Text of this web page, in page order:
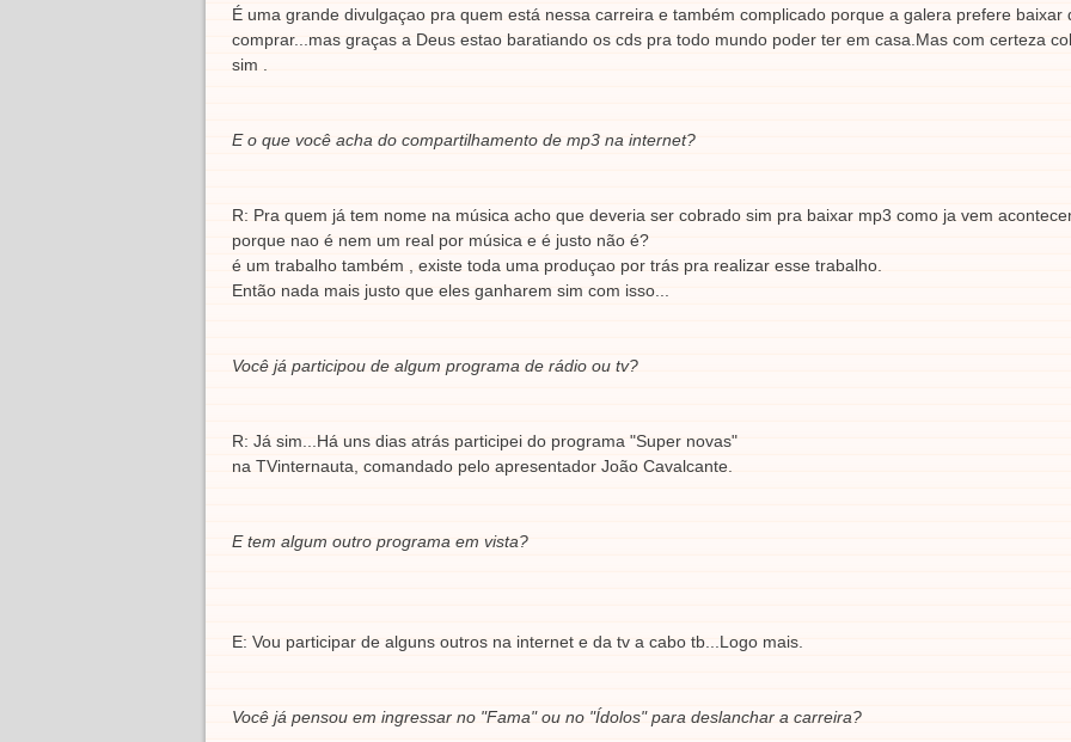
É uma grande divulgaçao pra quem está nessa carreira e também complicado porque a galera prefere baixar
comprar...mas graças a Deus estao baratiando os cds pra todo mundo poder ter em casa.Mas com certeza
sim .
E o que você acha do compartilhamento de mp3 na internet?
R: Pra quem já tem nome na música acho que deveria ser cobrado sim pra baixar mp3 como ja vem
porque nao é nem um real por música e é justo não é?
é um trabalho também , existe toda uma produçao por trás pra realizar esse trabalho.
Então nada mais justo que eles ganharem sim com isso...
Você já participou de algum programa de rádio ou tv?
R: Já sim...Há uns dias atrás participei do programa "Super novas"
na TVinternauta, comandado pelo apresentador João Cavalcante.
E tem algum outro programa em vista?
E: Vou participar de alguns outros na internet e da tv a cabo tb...Logo mais.
Você já pensou em ingressar no "Fama" ou no "Ídolos" para deslanchar a carreira?